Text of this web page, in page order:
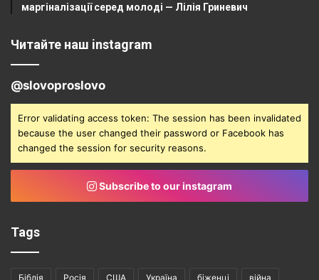
маргіналізації серед молоді — Лілія Гриневич
Читайте наш instagram
@slovoproslovo
Error validating access token: The session has been invalidated
because the user changed their password or Facebook has
changed the session for security reasons.
Subscribe to our instagram
Tags
Біблія Росія США Україна біженці війна